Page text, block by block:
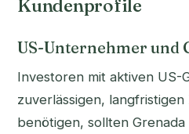
Kundenprofile
US-Unternehmer und
Investoren mit aktiven US-
zuverlässigen,
benötigen, sollten